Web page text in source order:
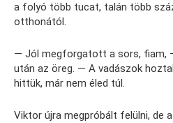
a folyó több tucat, talán több
otthonától.
— Jól megforgatott a sors, fiam,
után az öreg. — A vadászok
hittük, már nem éled túl.
Viktor újra megpróbált felülni, de